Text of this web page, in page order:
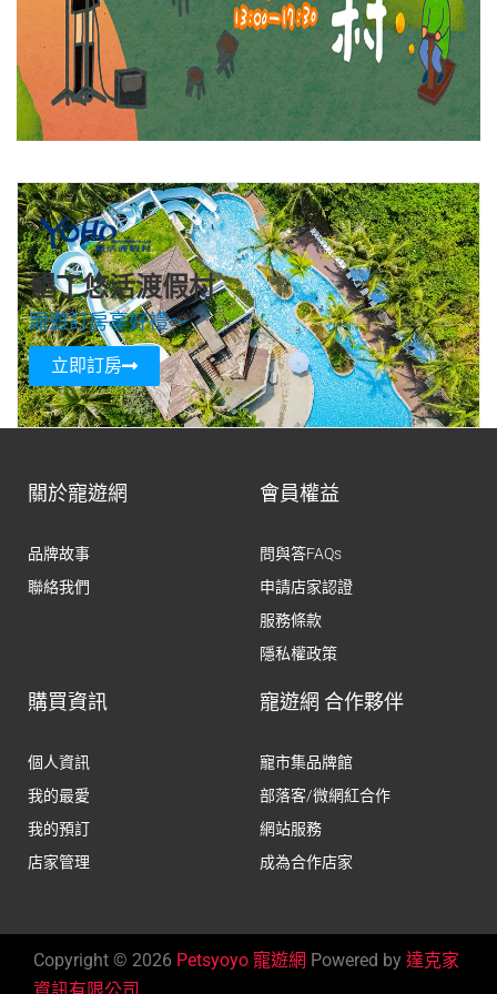
墾丁悠活渡假村
寵遊訂房享好禮～
立即訂房
關於寵遊網
品牌故事
聯絡我們
會員權益
問與答FAQs
申請店家認證
服務條款
隱私權政策
購買資訊
個人資訊
我的最愛
我的預訂
店家管理
寵遊網 合作夥伴
寵市集品牌館
部落客/微網紅合作
網站服務
成為合作店家
Copyright © 2026 Petsyoyo 寵遊網 Powered by 達克家